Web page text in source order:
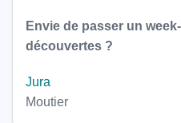
Envie de passer un
découvertes ?
Jura
Moutier